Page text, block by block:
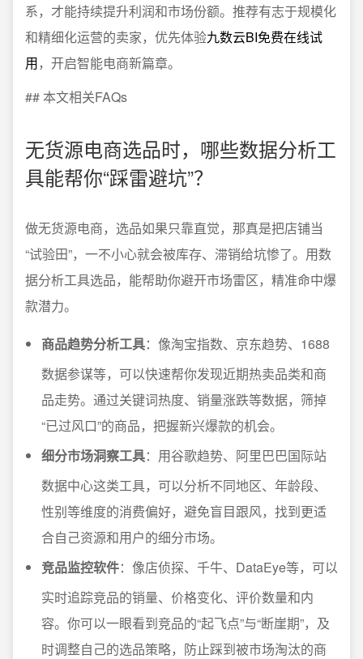
系，才能持续提升利润和市场份额。推荐有志于规模化
和精细化运营的卖家，优先体验九数云BI免费在线试
用，开启智能电商新篇章。
## 本文相关FAQs
无货源电商选品时，哪些数据分析工
具能帮你“踩雷避坑”？
做无货源电商，选品如果只靠直觉，那真是把店铺当
“试验田”，一不小心就会被库存、滞销给坑惨了。用数
据分析工具选品，能帮助你避开市场雷区，精准命中爆
款潜力。
商品趋势分析工具：像淘宝指数、京东趋势、1688
数据参谋等，可以快速帮你发现近期热卖品类和商
品走势。通过关键词热度、销量涨跌等数据，筛掉
“已过风口”的商品，把握新兴爆款的机会。
细分市场洞察工具：用谷歌趋势、阿里巴巴国际站
数据中心这类工具，可以分析不同地区、年龄段、
性别等维度的消费偏好，避免盲目跟风，找到更适
合自己资源和用户的细分市场。
竞品监控软件：像店侦探、千牛、DataEye等，可以
实时追踪竞品的销量、价格变化、评价数量和内
容。你可以一眼看到竞品的“起飞点”与“断崖期”，及
时调整自己的选品策略，防止踩到被市场淘汰的商